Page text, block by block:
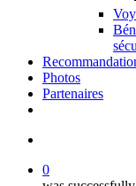
Photos
Partenaires
0